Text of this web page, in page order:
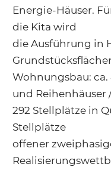
Energie-Häuser.
die Kita wird
die Ausführung in
Wohnungsbau:
und Reihenhäuser
292 Stellplätze in
Stellplätze
offener